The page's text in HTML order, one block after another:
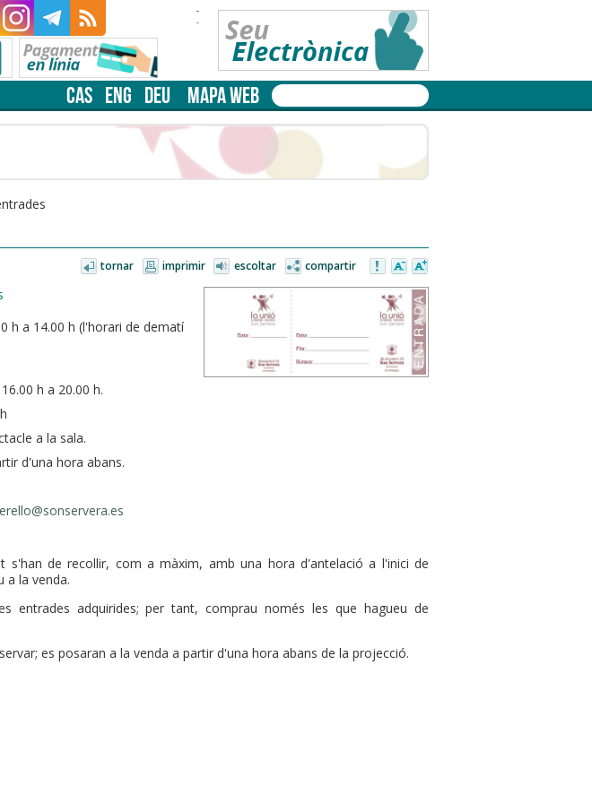
-
-
CAS ENG DEU MAPA WEB
tornar imprimir escoltar compartir
h a 14.00 h (l'horari de dematí
h a 20.00 h.
a la sala.
d'una hora abans.
s'han de recollir, com a màxim, amb una hora d'antelació a l'inici de
a la venda.
entrades adquirides; per tant, comprau només les que hagueu de
es posaran a la venda a partir d'una hora abans de la projecció.